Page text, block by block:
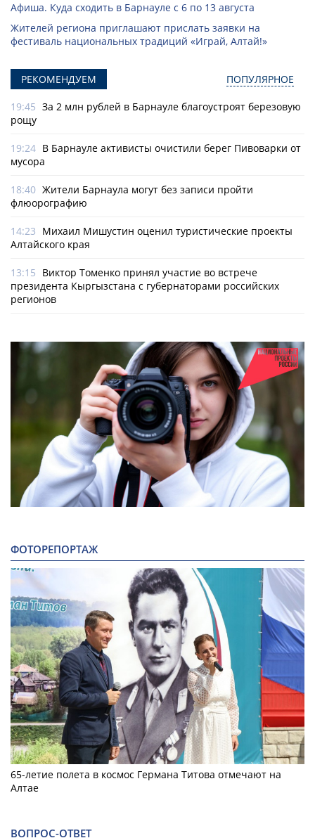
Афиша. Куда сходить в Барнауле с 6 по 13 августа
Жителей региона приглашают прислать заявки на
фестиваль национальных традиций «Играй, Алтай!»
РЕКОМЕНДУЕМ ПОПУЛЯРНОЕ
19:45 За 2 млн рублей в Барнауле благоустроят березовую
рощу
19:24 В Барнауле активисты очистили берег Пивоварки от
мусора
18:40 Жители Барнаула могут без записи пройти
флюорографию
14:23 Михаил Мишустин оценил туристические проекты
Алтайского края
13:15 Виктор Томенко принял участие во встрече
президента Кыргызстана с губернаторами российских
регионов
ФОТОРЕПОРТАЖ
65-летие полета в космос Германа Титова отмечают на
Алтае
ВОПРОС-ОТВЕТ